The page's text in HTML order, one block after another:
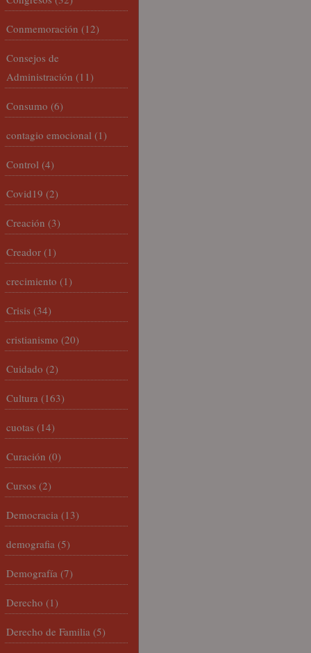
Conmemoración (12)
Consejos de
Administración (11)
Consumo (6)
contagio emocional (1)
Control (4)
Covid19 (2)
Creación (3)
Creador (1)
crecimiento (1)
Crisis (34)
cristianismo (20)
Cuidado (2)
Cultura (163)
cuotas (14)
Curación (0)
Cursos (2)
Democracia (13)
demografia (5)
Demografía (7)
Derecho (1)
Derecho de Familia (5)